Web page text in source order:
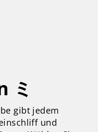
ミ
gibt jedem
und